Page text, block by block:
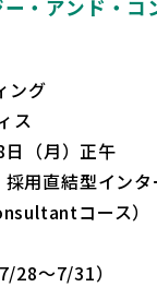
・アンド・コ
ング
ス
（月）正午
採用直結型イン
コース）
28〜7/31）